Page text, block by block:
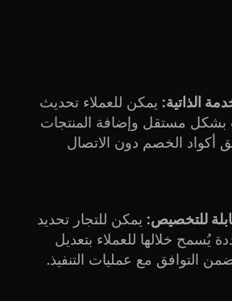
الذاتية: يمكن للعملاء تحديث
بشكل مستقل وإضافة المنتجات
أكواد الخصم دون الاتصال
للتخصيص: يمكن للتجار تحديد
يُسمح خلالها للعملاء بتعديل
التوافق مع عمليات التنفيذ.